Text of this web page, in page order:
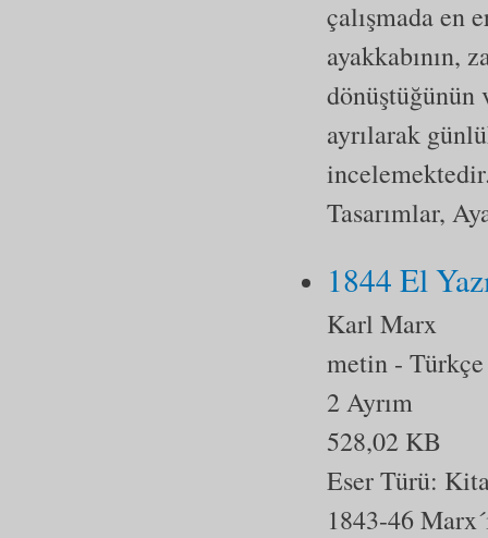
çalışmada en
ayakkabının,
dönüştüğünün
ayrılarak
Tasarımlar,
1844 El
Karl Marx
metin - Türkçe
2 Ayrım
528,02 KB
Eser Türü:
1843-46